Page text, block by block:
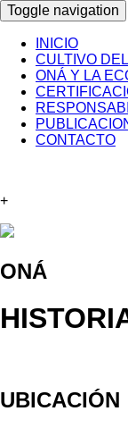
Toggle navigation
INICIO
CULTIVO
ONÁ Y LA
CONTACTO
+
ONÁ
UBICACIÓN